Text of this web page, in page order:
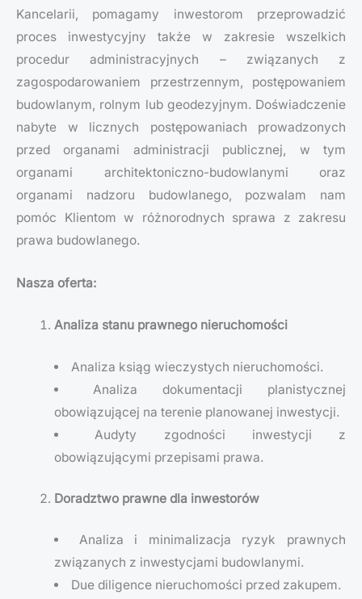
Kancelarii, pomagamy inwestorom przeprowadzić
proces inwestycyjny także w zakresie wszelkich
procedur administracyjnych – związanych z
zagospodarowaniem przestrzennym, postępowaniem
budowlanym, rolnym lub geodezyjnym. Doświadczenie
nabyte w licznych postępowaniach prowadzonych
przed organami administracji publicznej, w tym
organami architektoniczno-budowlanymi oraz
organami nadzoru budowlanego, pozwalam nam
pomóc Klientom w różnorodnych sprawa z zakresu
prawa budowlanego.
Nasza oferta:
Analiza stanu prawnego nieruchomości
Analiza ksiąg wieczystych nieruchomości.
Analiza dokumentacji planistycznej
obowiązującej na terenie planowanej inwestycji.
Audyty zgodności inwestycji z
obowiązującymi przepisami prawa.
Doradztwo prawne dla inwestorów
Analiza i minimalizacja ryzyk prawnych
związanych z inwestycjami budowlanymi.
Due diligence nieruchomości przed zakupem.